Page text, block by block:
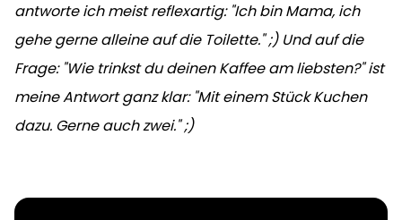
antworte ich meist reflexartig: "Ich bin Mama, ich
gehe gerne alleine auf die Toilette." ;) Und auf die
Frage: "Wie trinkst du deinen Kaffee am liebsten?" ist
meine Antwort ganz klar: "Mit einem Stück Kuchen
dazu. Gerne auch zwei." ;)